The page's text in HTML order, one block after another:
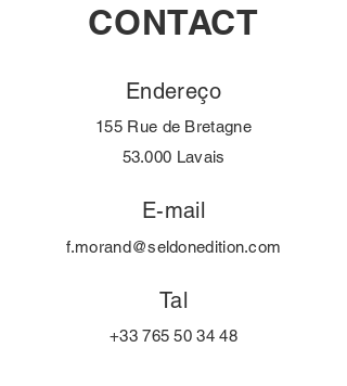
CONTACT
Endereço
155 Rue de Bretagne
53.000 Lavais
E-mail
f.morand@seldonedition.com
Tal
+33 765 50 34 48